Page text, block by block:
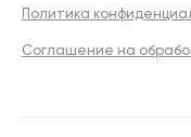
Политика
Соглашение на